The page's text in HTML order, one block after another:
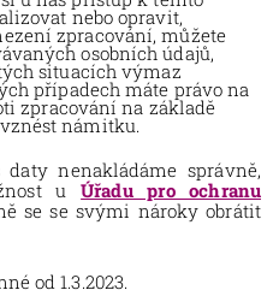
nebo opravit,
zpracování, můžete
osobních údajů,
situacích výmaz
případech máte právo na
zpracování na základě
námitku.
nenakládáme správně,
uÚřadu pro ochranu
se se svými nároky obrátit
od 1.3.2023.